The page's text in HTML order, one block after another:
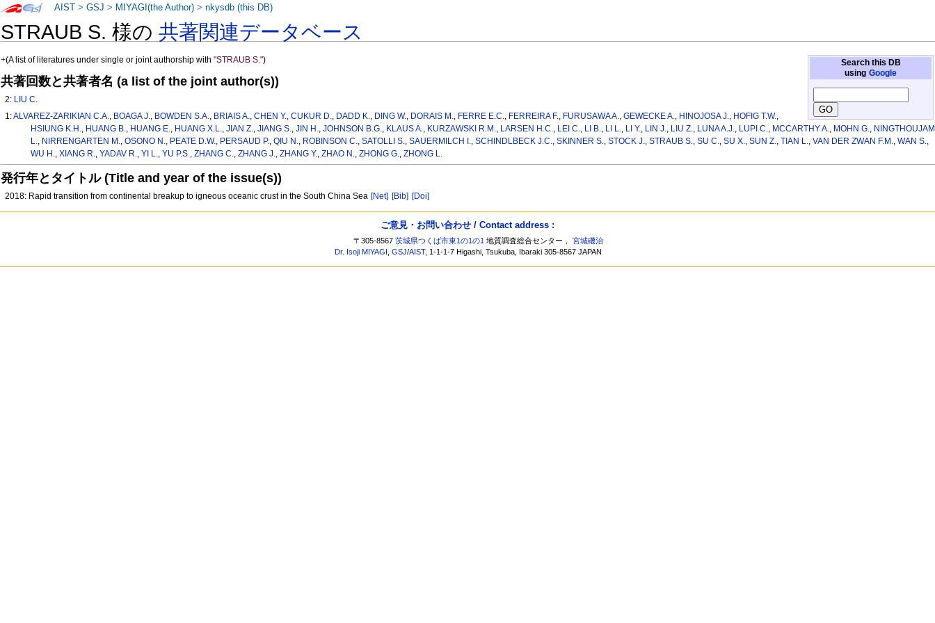
STRAUB S. 様の共著関連データベース
Search this DB
using Google
+(A list of literatures under single or joint authorship with"STRAUB S.")
共著回数と共著者名 (a list of the joint author(s))
2: LIU C.
1:ALVAREZ-ZARIKIAN C.A., BOAGA J., BOWDEN S.A., BRIAIS A.,CHEN Y.,CUKUR D., DADD K., DING W., DORAIS M., FERRE E.C., FERREIRA F., FURUSAWA A.,GEWECKE A., HINOJOSA J., HOFIG T.W.,
HSIUNG K.H., HUANG B., HUANG E., HUANG X.L., JIAN Z., JIANG S., JIN H., JOHNSON B.G., KLAUS A., KURZAWSKI R.M., LARSEN H.C., LEI C., LI B., LI L., LI Y., LIN J., LIU Z., LUNA A.J., LUPI C., MCCARTHY A., MOHN G., NINGTHOUJAM
L., NIRRENGARTEN M., OSONO N., PEATE D.W., PERSAUD P., QIU N., ROBINSON C., SATOLLI S., SAUERMILCH I., SCHINDLBECK J.C., SKINNER S., STOCK J., STRAUB S., SU C., SU X., SUN Z., TIAN L., VAN DER ZWAN F.M., WAN S.,
WU H., XIANG R., YADAV R., YI L., YU P.S., ZHANG C., ZHANG J., ZHANG Y., ZHAO N., ZHONG G., ZHONG L.
発行年とタイトル (Title and year of the issue(s))
2018: Rapid transition from continental breakup to igneous oceanic crust in the South China Sea [Net] [Bib] [Doi]
AIST >GSJ > MIYAGI(the Author) >nkysdb (this DB)
ご意見・お問い合わせ / Contact address :
〒305-8567茨城県つくば市東1の1の1 地質調査総合センター，宮城磯治
Dr. Isoji MIYAGI ,GSJ/AIST, 1-1-1-7 Higashi, Tsukuba, Ibaraki 305-8567 JAPAN